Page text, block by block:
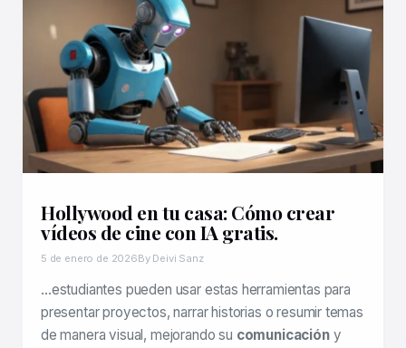
Hollywood en tu casa: Cómo crear
vídeos de cine con IA gratis.
5 de enero de 2026By Deivi Sanz
…estudiantes pueden usar estas herramientas para
presentar proyectos, narrar historias o resumir temas
de manera visual, mejorando su comunicacióny